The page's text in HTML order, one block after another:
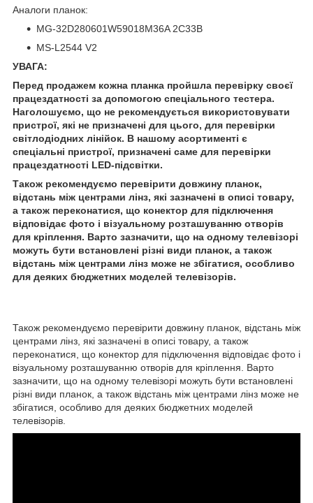
Аналоги планок:
MG-32D280601W59018M36A 2C33B
MS-L2544 V2
УВАГА:
Перед продажем кожна планка пройшла перевірку своєї
працездатності за допомогою спеціального тестера.
Наголошуємо, що не рекомендується використовувати
пристрої, які не призначені для цього, для перевірки
світлодіодних лінійок. В нашому асортименті є
спеціальні пристрої, призначені саме для перевірки
працездатності LED-підсвітки.
Також рекомендуємо перевірити довжину планок,
відстань між центрами лінз, які зазначені в описі товару,
а також переконатися, що конектор для підключення
відповідає фото і візуальному розташуванню отворів
для кріплення. Варто зазначити, що на одному телевізорі
можуть бути встановлені різні види планок, а також
відстань між центрами лінз може не збігатися, особливо
для деяких бюджетних моделей телевізорів.
Також рекомендуємо перевірити довжину планок, відстань між
центрами лінз, які зазначені в описі товару, а також
переконатися, що конектор для підключення відповідає фото і
візуальному розташуванню отворів для кріплення. Варто
зазначити, що на одному телевізорі можуть бути встановлені
різні види планок, а також відстань між центрами лінз може не
збігатися, особливо для деяких бюджетних моделей
телевізорів.